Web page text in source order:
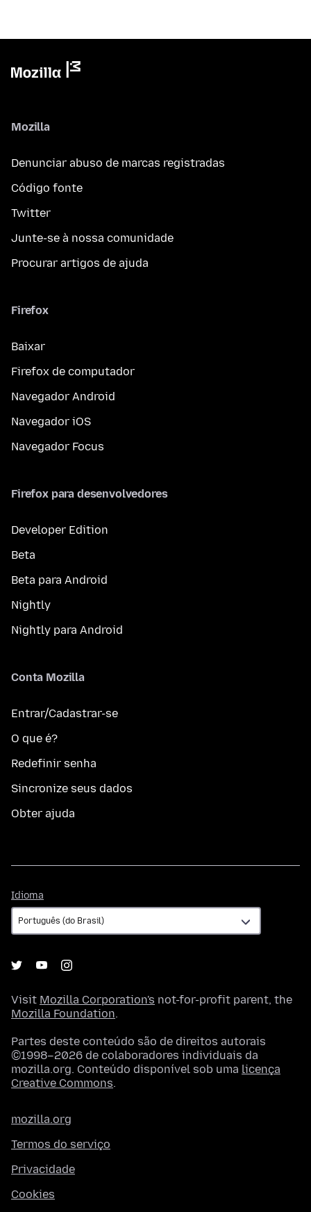
Mozilla
Denunciar abuso de marcas registradas
Código fonte
Twitter
Junte-se à nossa comunidade
Procurar artigos de ajuda
Firefox
Baixar
Firefox de computador
Navegador Android
Navegador iOS
Navegador Focus
Firefox para desenvolvedores
Developer Edition
Beta
Beta para Android
Nightly
Nightly para Android
Conta Mozilla
Entrar/Cadastrar-se
O que é?
Redefinir senha
Sincronize seus dados
Obter ajuda
Idioma
Visit Mozilla Corporation's not-for-profit parent, the
Mozilla Foundation.
Partes deste conteúdo são de direitos autorais
©1998–2026 de colaboradores individuais da
mozilla.org. Conteúdo disponível sob uma licença
Creative Commons.
mozilla.org
Termos do serviço
Privacidade
Cookies